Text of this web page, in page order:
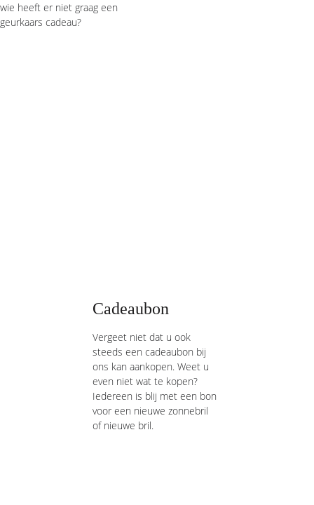
wie heeft er niet graag een
geurkaars cadeau?
Cadeaubon
Vergeet niet dat u ook
steeds een cadeaubon bij
ons kan aankopen. Weet u
even niet wat te kopen?
Iedereen is blij met een bon
voor een nieuwe zonnebril
of nieuwe bril.